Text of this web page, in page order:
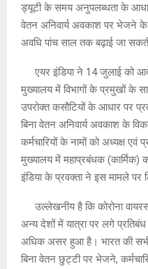
ड्यूटी के समय अनुपलब्धता के
वेतन अनिवार्य अवकाश पर भेजने के
अवधि पांच साल तक बढ़ाई जा
एयर इंडिया ने 14 जुलाई को
मुख्यालय में विभागों के प्रमुखों के
उपरोक्त कसौटियों के आधार पर
बिना वेतन अनिवार्य अवकाश के
कर्मचारियों के नामों को अध्यक्ष
मुख्यालय में महाप्रबंधक (कार्मिक)
इंडिया के प्रवक्ता ने इस मामले पर
उल्लेखनीय है कि कोरोना
अन्य देशों में यात्रा पर लगे
अधिक असर हुआ है। भारत की सभी
बिना वेतन छुट्टी पर भेजने,